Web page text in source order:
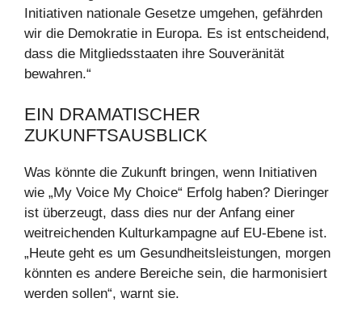
Initiativen nationale Gesetze umgehen, gefährden
wir die Demokratie in Europa. Es ist entscheidend,
dass die Mitgliedsstaaten ihre Souveränität
bewahren.“
EIN DRAMATISCHER
ZUKUNFTSAUSBLICK
Was könnte die Zukunft bringen, wenn Initiativen
wie „My Voice My Choice“ Erfolg haben? Dieringer
ist überzeugt, dass dies nur der Anfang einer
weitreichenden Kulturkampagne auf EU-Ebene ist.
„Heute geht es um Gesundheitsleistungen, morgen
könnten es andere Bereiche sein, die harmonisiert
werden sollen“, warnt sie.